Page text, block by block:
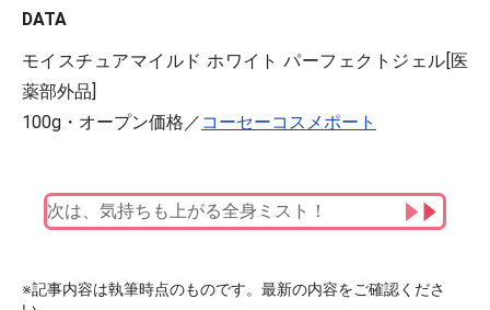
DATA
モイスチュアマイルド ホワイト パーフェクトジェル[医
薬部外品]
100g・オープン価格／ コーセーコスメポート
次は、気持ちも上がる全身ミスト！
※記事内容は執筆時点のものです。最新の内容をご確認くださ